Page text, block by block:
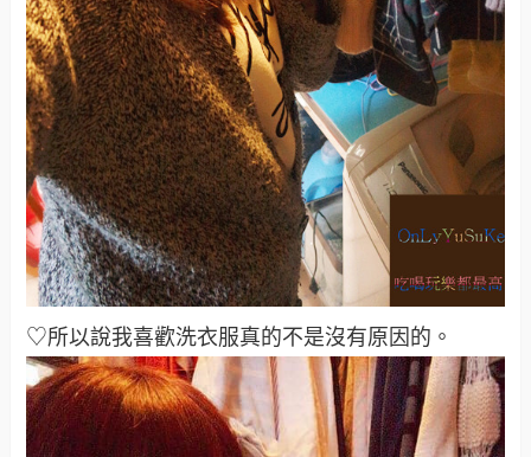
♡所以說我喜歡洗衣服真的不是沒有原因的。